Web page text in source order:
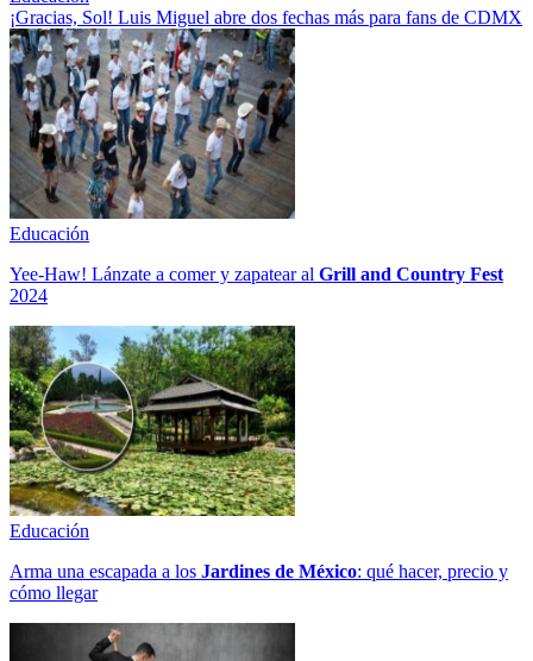
¡Gracias, Sol! Luis Miguel abre dos fechas más para fans de CDMX
Educación
Yee-Haw! Lánzate a comer y zapatear al Grill and Country Fest
2024
Educación
Arma una escapada a los Jardines de México: qué hacer, precio y
cómo llegar